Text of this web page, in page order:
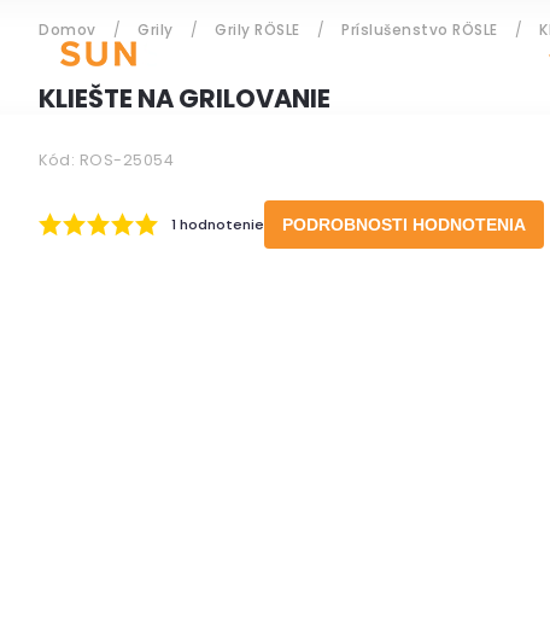
Domov / Grily / Grily RÖSLE / Príslušenstvo RÖSLE /
KLIEŠTE NA GRILOVANIE
Kód: ROS-25054
1 hodnotenie PODROBNOSTI HODNOTENIA